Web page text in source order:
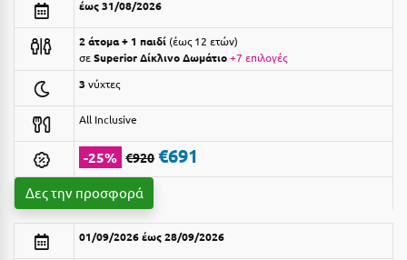
Αργολίδα
Αριδαία
Αρκαδία
Αρκίτσα
Αρτέμιδα
Αρχαία Ολυμπία
Αστυπάλαια
Ξενοδοχεία 4 Αστέρων
Ξενοδοχεία 5 Αστέρων
Βίλες
Κρουαζιέρες
Ενοικιαζόμενα Δωμάτια
Διαμερίσματα
έως 31/08/2026
2 άτομα + 1 παιδί έως 12 ετών
σεSuperior Δίκλινο Δωμάτιο+7 επιλογές
3 νύχτες
All Inclusive
-25% €920 €691
Δες την προσφορά
01/09/2026 έως 28/09/2026